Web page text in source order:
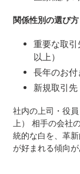
関係性別の選び方
重要な取
以上）
長年のお
新規取引
社内の上司・役
上） 相手の会社
統的な白を、革
が好まれる傾向が